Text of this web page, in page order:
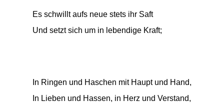
Es schwillt aufs neue stets ihr Saft
Und setzt sich um in lebendige Kraft;
In Ringen und Haschen mit Haupt und Hand,
In Lieben und Hassen, in Herz und Verstand,